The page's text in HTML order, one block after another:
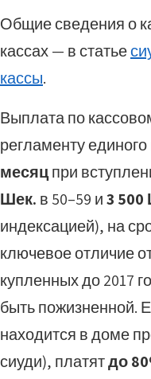
Общие сведения о
кассах — в статье
кассы.
Выплата по
регламенту
месяцпри
Шек. в 50–59 и3
индексацией), на
ключевое отличие
купленных до 2017
быть пожизненной.
находится в доме
сиуди), платятдо